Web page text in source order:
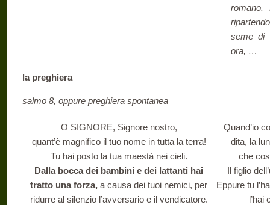
seme di
ora, …
la preghiera
salmo 8, oppure preghiera spontanea
O SIGNORE, Signore nostro,
quant’è magnifico il tuo nome in tutta la terra!
Tu hai posto la tua maestà nei cieli.
Dalla bocca dei bambini e dei lattanti hai
tratto una forza, a causa dei tuoi nemici, per
ridurre al silenzio l’avversario e il vendicatore.
Quand’io
dita, la
che
Il figlio
Eppure tu
l’hai